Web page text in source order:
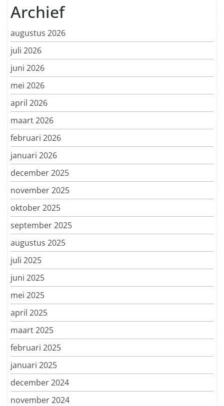
Archief
augustus 2026
juli 2026
juni 2026
mei 2026
april 2026
maart 2026
februari 2026
januari 2026
december 2025
november 2025
oktober 2025
september 2025
augustus 2025
juli 2025
juni 2025
mei 2025
april 2025
maart 2025
februari 2025
januari 2025
december 2024
november 2024